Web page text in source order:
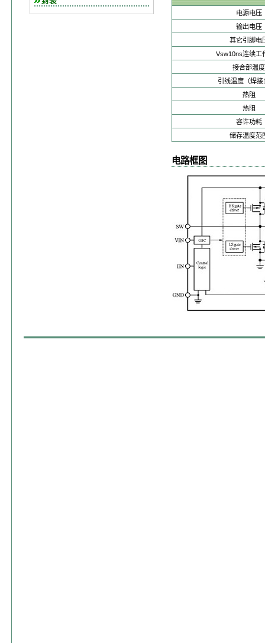
电源电压
输出电压
其它引脚电
Vsw10ns连续工
接合部温度
引线温度（焊接
热阻
热阻
容许功耗
储存温度范
电路框图